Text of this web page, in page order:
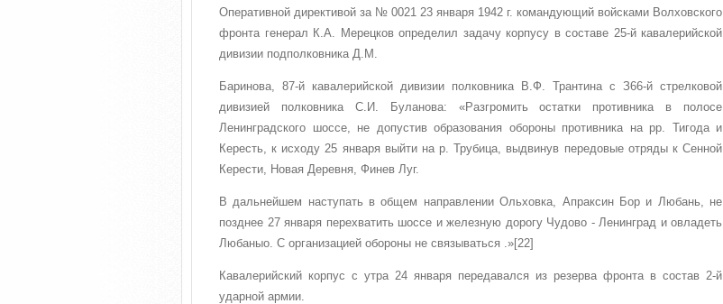
Оперативной директивой за № 0021 23 января 1942 г. командующий войсками Волховского
фронта генерал К.А. Мерецков определил задачу корпусу в составе 25-й кавалерийской
дивизии подполковника Д.М.
Баринова, 87-й кавалерийской дивизии полковника В.Ф. Трантина с З66-й стрелковой
дивизией полковника С.И. Буланова: «Разгромить остатки противника в полосе
Ленинградского шоссе, не допустив образования обороны противника на рр. Тигода и
Кересть, к исходу 25 января выйти на р. Трубица, выдвинув передовые отряды к Сенной
Керести, Новая Деревня, Финев Луг.
В дальнейшем наступать в общем направлении Ольховка, Апраксин Бор и Любань, не
позднее 27 января перехватить шоссе и железную дорогу Чудово - Ленинград и овладеть
Любаныо. С организацией обороны не связываться .»[22]
Кавалерийский корпус с утра 24 января передавался из резерва фронта в состав 2-й
ударной армии.